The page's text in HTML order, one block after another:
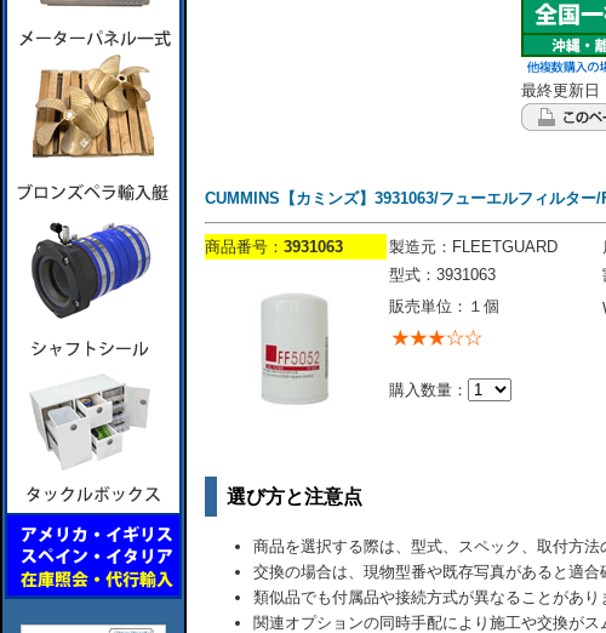
最終更新日
CUMMINS【カミンズ】3931063/フューエルフィルター/
商品番号： 3931063 製造元：FLEETGUARD
型式：3931063
販売単位：１個
購入数量：
選び方と注意点
商品を選択する際は、型式、スペック、取付方法
交換の場合は、現物型番や既存写真があると適合
類似品でも付属品や接続方式が異なることがあり
関連オプションの同時手配により施工や交換がス